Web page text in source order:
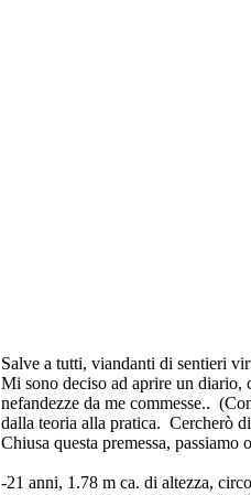
Salve a tutti, viandanti di sentieri
Mi sono deciso ad aprire un diario,
nefandezze da me commesse..
dalla teoria alla pratica. Cercherò
Chiusa questa premessa,
-21 anni, 1.78 m ca. di altezza,